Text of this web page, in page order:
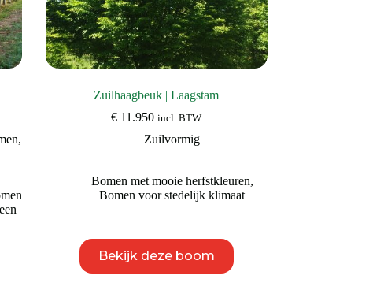
,
Zuilhaagbeuk | Laagstam
€ 11.950 incl. BTW
Zuilvormig
Bomen met mooie herfstkleuren,
Bomen voor stedelijk klimaat
Bekijk deze boom
product
heeft